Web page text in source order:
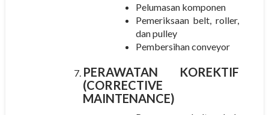
Pelumasan komponen
Pemeriksaan belt, roller,
dan pulley
Pembersihan conveyor
PERAWATAN KOREKTIF
(CORRECTIVE
MAINTENANCE)